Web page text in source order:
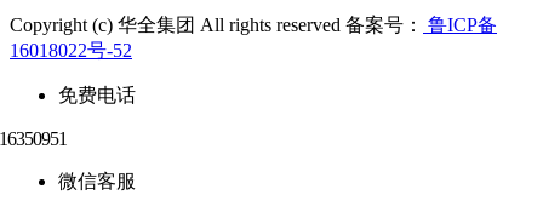
Copyright (c) 华全集团 All rights reserved 备案号：
鲁ICP备
16018022号-52
免费电话
微信客服